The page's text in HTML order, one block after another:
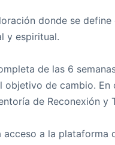
donde se
y espiritual.
de las 6
de cambio. En
de Reconexión y
a la plataforma